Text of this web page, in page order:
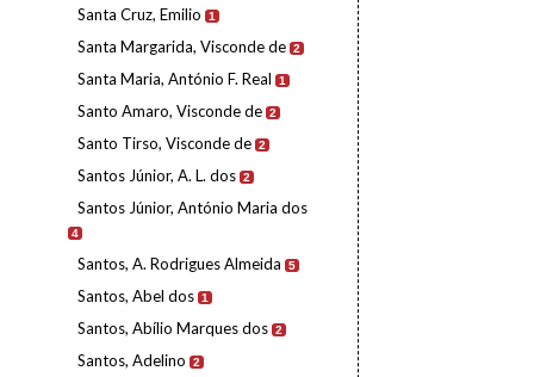
Santa Cruz, Emilio 1
Santa Margarida, Visconde de 2
Santa Maria, António F. Real 1
Santo Amaro, Visconde de 2
Santo Tirso, Visconde de 2
Santos Júnior, A. L. dos 2
Santos Júnior, António Maria dos
4
Santos, A. Rodrigues Almeida 5
Santos, Abel dos 1
Santos, Abílio Marques dos 2
Santos, Adelino 2